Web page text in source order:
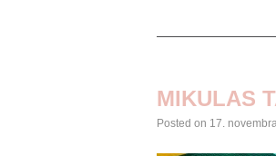
MIKULAS
Posted on 17.